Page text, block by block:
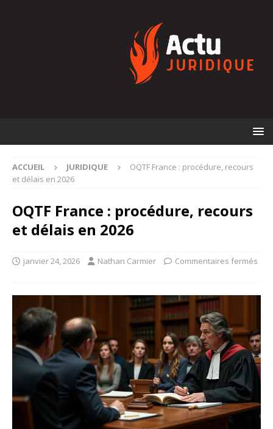
ACCUEIL JURIDIQUE
OQTF France : procédure, recours
et délais en 2026
OQTF France : procédure, recours
et délais en 2026
janvier 24, 2026 Nathan Carmier Commentaires fermés